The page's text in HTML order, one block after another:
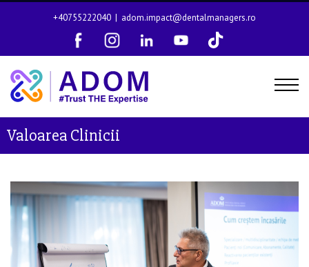
+40755222040 | adom.impact@dentalmanagers.ro
Valoarea Clinicii